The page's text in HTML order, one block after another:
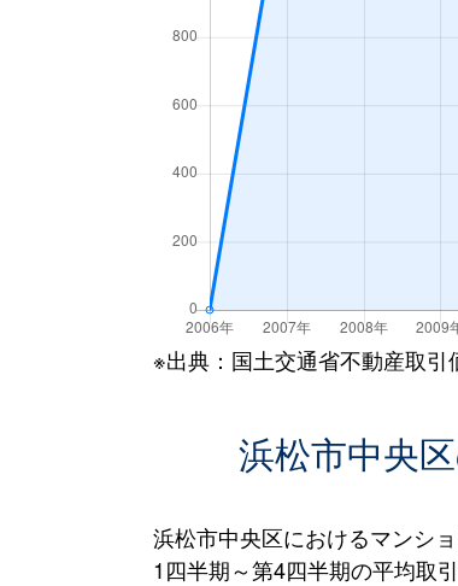
※出典：国土交通省不動産取引
浜松市中央
浜松市中央区におけるマンシ
1四半期～第4四半期の平均取